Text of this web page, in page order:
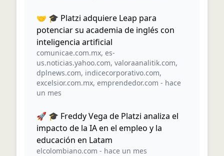
🤝 🎓 Platzi adquiere Leap para
potenciar su academia de inglés con
inteligencia artificial
comunicae.com.mx, es-
us.noticias.yahoo.com, valoraanalitik.com,
dplnews.com, indicecorporativo.com,
excelsior.com.mx, emprendedor.com - hace
un mes
🚀 🎓 Freddy Vega de Platzi analiza el
impacto de la IA en el empleo y la
educación en Latam
elcolombiano.com - hace un mes